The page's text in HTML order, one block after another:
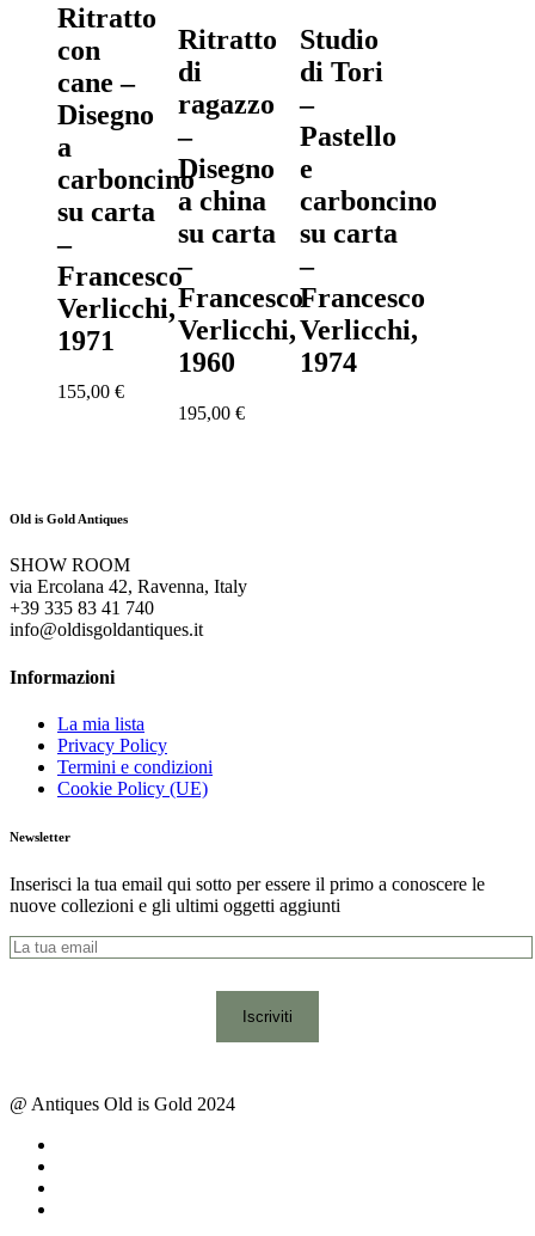
Ritratto
con
cane –
Disegno
a
carboncino
su carta
–
Francesco
Verlicchi,
1971
155,00 €
Ritratto
di
ragazzo
–
Disegno
a china
su carta
–
Francesco
Verlicchi,
1960
195,00€
Studio
di Tori
–
Pastello
e
carboncino
su carta
–
Francesco
Verlicchi,
1974
Old is Gold Antiques
SHOW ROOM
via Ercolana 42, Ravenna, Italy
+39 335 83 41 740
info@oldisgoldantiques.it
Informazioni
La mia lista
Privacy Policy
Termini e condizioni
Cookie Policy (UE)
Newsletter
Inserisci la tua email qui sotto per essere il primo a conoscere le
nuove collezioni e gli ultimi oggetti aggiunti
@ Antiques Old is Gold 2024